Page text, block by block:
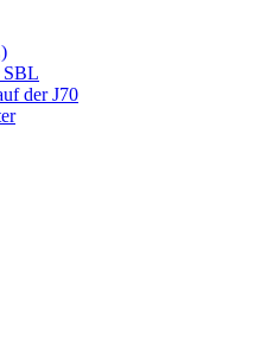
SBL
der J70